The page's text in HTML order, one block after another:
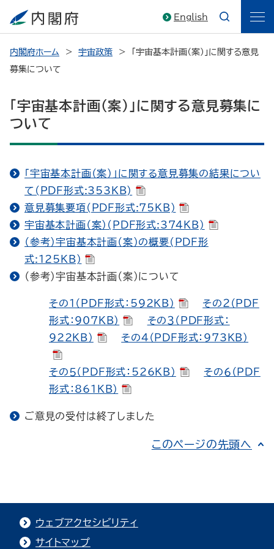
English
内閣府ホーム 宇宙政策
「宇宙基本計画（案）」に関する意見
募集について
「宇宙基本計画（案）」に関する意見募集に
ついて
「宇宙基本計画（案）」に関する意見募集の結果につい
て(PDF形式:353KB)
意見募集要項(PDF形式:75KB)
宇宙基本計画（案）(PDF形式:374KB)
（参考）宇宙基本計画（案）の概要(PDF形
式:125KB)
（参考）宇宙基本計画（案）について
その１（PDF形式：592KB）
その２（PDF
形式：907KB）
その３（PDF形式：
922KB）
その４（PDF形式：973KB）
その５（PDF形式：526KB）
その６（PDF
形式：861KB）
ご意見の受付は終了しました
このページの先頭へ
ウェブアクセシビリティ
サイトマップ